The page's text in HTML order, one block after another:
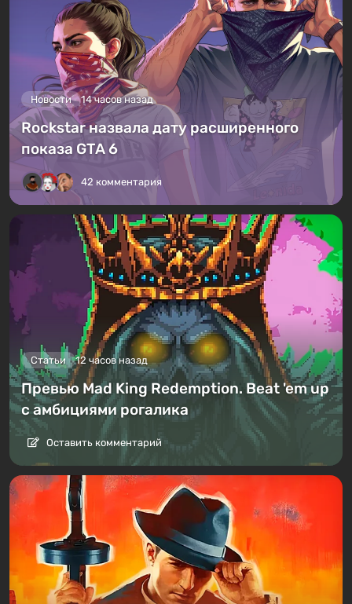
Новости 14 часов назад
Rockstar назвала дату расширенного
показа GTA 6
42 комментария
Статьи 12 часов назад
Превью Mad King Redemption. Beat 'em up
с амбициями рогалика
Оставить комментарий